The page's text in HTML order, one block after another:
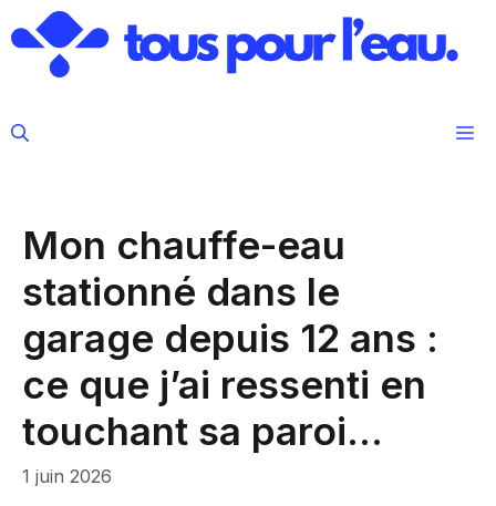
au
contenu
Mon chauffe-eau
stationné dans le
garage depuis 12 ans :
ce que j’ai ressenti en
touchant sa paroi…
1 juin 2026